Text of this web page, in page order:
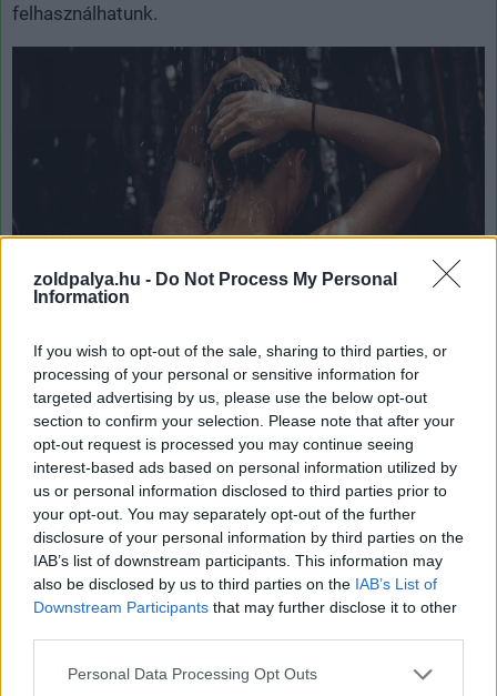
zoldpalya.hu - Do Not Process My Personal
Information
If you wish to opt-out of the sale, sharing to third parties, or
processing of your personal or sensitive information for
targeted advertising by us, please use the below opt-out
section to confirm your selection. Please note that after your
opt-out request is processed you may continue seeing
interest-based ads based on personal information utilized by
us or personal information disclosed to third parties prior to
your opt-out. You may separately opt-out of the further
disclosure of your personal information by third parties on the
IAB’s list of downstream participants. This information may
also be disclosed by us to third parties on the IAB’s List of
Downstream Participants that may further disclose it to other
Please note that this website/app uses one or more Google
Personal Data Processing Opt Outs
felhasználhatunk.
zuhany (Fotó: Unsplash/Robert Gomez)
Rengeteg vizet pazarolunk el, amíg várjuk, hogy
bemelegedjen a zuhany
(Fotó: Unsplash/Robert Gomez)
Szerelj fel kettős öblítésű vécétartályt!
Az újabb építésű lakások jelentős részében már eleve
ilyen egységek vannak, azonban, ahol nincs, ott is
kettéosztották, így eldönthető, hogy mennyi vizet